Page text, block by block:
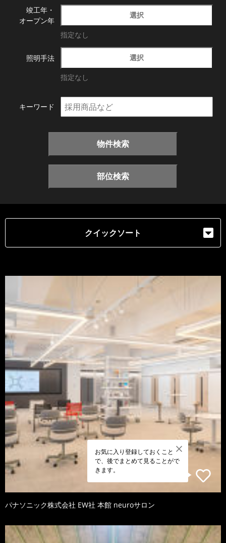
竣工年・
オープン年
選択
指定なし
照明手法 選択
指定なし
キーワード
物件検索
部位検索
クイックソート
お気に入り登録しておくこと
で、後でまとめて見ることがで
きます。
パナソニック株式会社 EW社 本館 neuroサロン